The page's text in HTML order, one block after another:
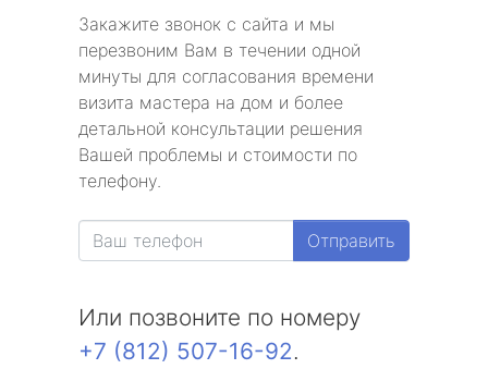
Закажите звонок с сайта и мы
перезвоним Вам в течении одной
минуты для согласования времени
визита мастера на дом и более
детальной консультации решения
Вашей проблемы и стоимости по
телефону.
Отправить
Или позвоните по номеру
+7 (812) 507-16-92.